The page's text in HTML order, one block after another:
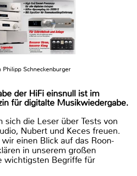
Schneckenburger
der HiFi einsnull ist im
für digitalte Musikwiedergabe.
sich die Leser über Tests von
Nubert und Keces freuen.
einen Blick auf das Roon-
in unserem großen
wichtigsten Begriffe für